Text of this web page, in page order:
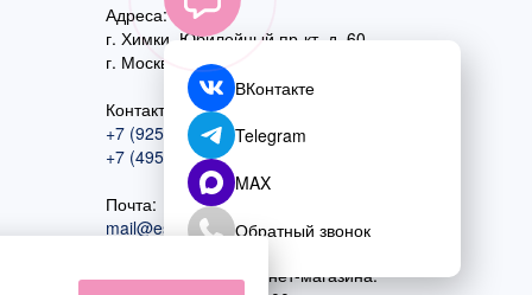
Адреса:
г. Химки, Юбилейный пр-кт, д. 60
г. Москва
ул. Перовская, д. 59
Контактный номер:
+7 (925) 585-74-27
+7 (495) 970-44-75
Почта:
mail@esta-fiesta.ru
Режим работы интернет-магазина:
ВКонтакте
Telegram
MAX
Обратный звонок